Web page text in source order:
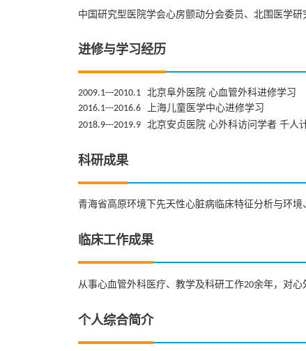
中国研究型医院学会心房颤动分会委员、北围医学
进修与学习经历
2009.1---2010.1 北京阜外医院 心血管外科进修学习
2016.1---2016.6
上海儿童医学中心进修学习
2018.9---2019.9 北京安贞医院 心外科访问学者 千人
科研成果
青海省高原环境下先天性心脏病临床特征分析与环
临床工作成果
从事心血管外科医疗、教学及科研工作20余年，对心
个人综合简介